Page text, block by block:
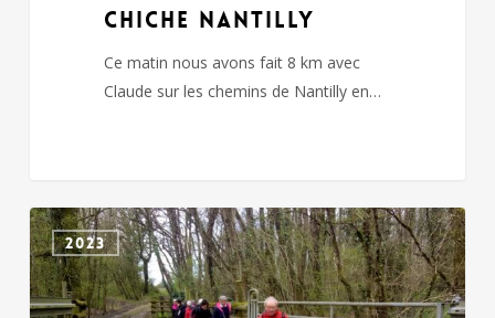
CHICHE NANTILLY
Ce matin nous avons fait 8 km avec
Claude sur les chemins de Nantilly en…
CHICHE
et
ST-
PORCHAIRE
2023